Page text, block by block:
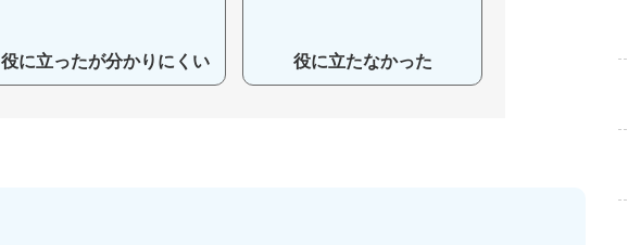
役に立ったが分かりにくい 役に立たなかった